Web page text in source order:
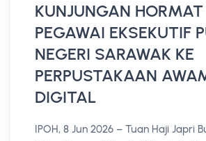
KUNJUNGAN
PEGAWAI EKSEKUTIF
NEGERI SARAWAK KE
PERPUSTAKAAN
DIGITAL
IPOH, 8 Jun 2026 – Tuan Haji Japri